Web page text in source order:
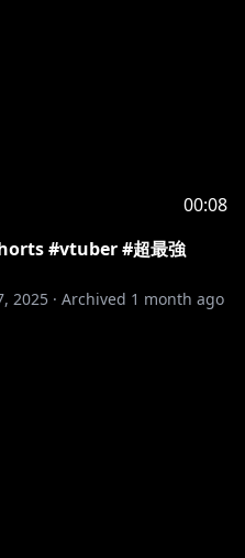
00:08
#vtuber #超最強
2025 · Archived 1 month ago